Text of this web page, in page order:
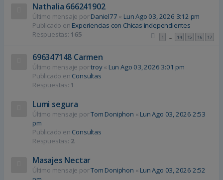
Nathalia 666241902
Último mensaje porDaniel77 « Lun Ago 03, 2026 3:12 pm
Publicado en Experiencias con Chicas independientes
Respuestas: 165 1 … 14 15 16 17
696347148 Carmen
Último mensaje portroy« Lun Ago 03, 2026 3:01 pm
Publicado en Consultas
Respuestas: 1
Lumi segura
Último mensaje porTom Doniphon « Lun Ago 03, 2026 2:53
pm
Publicado en Consultas
Respuestas: 2
Masajes Nectar
Último mensaje porTom Doniphon « Lun Ago 03, 2026 2:52